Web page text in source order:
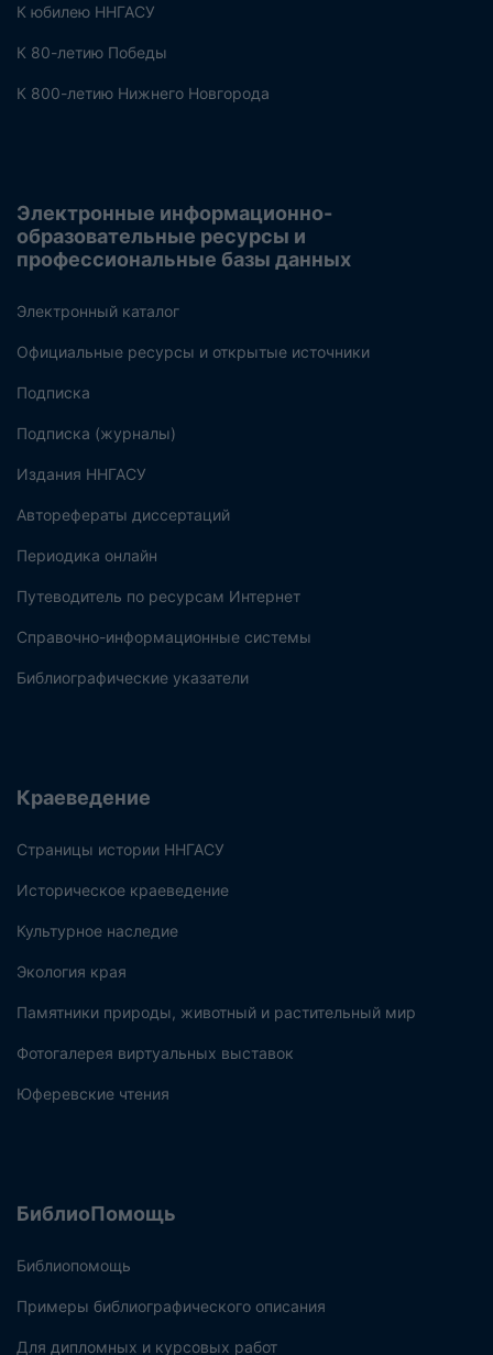
К юбилею ННГАСУ
К 80-летию Победы
К 800-летию Нижнего Новгорода
Электронные информационно-
образовательные ресурсы и
профессиональные базы данных
Электронный каталог
Официальные ресурсы и открытые источники
Подписка
Подписка (журналы)
Издания ННГАСУ
Авторефераты диссертаций
Периодика онлайн
Путеводитель по ресурсам Интернет
Справочно-информационные системы
Библиографические указатели
Краеведение
Страницы истории ННГАСУ
Историческое краеведение
Культурное наследие
Экология края
Памятники природы, животный и растительный мир
Фотогалерея виртуальных выставок
Юферевские чтения
БиблиоПомощь
Библиопомощь
Примеры библиографического описания
Для дипломных и курсовых работ